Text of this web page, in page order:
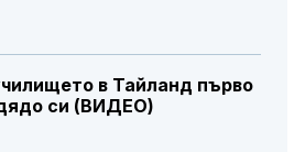
в Тайланд първо
си (ВИДЕО)